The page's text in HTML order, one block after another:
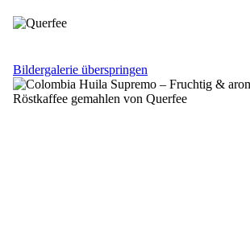
Bildergalerie überspringen